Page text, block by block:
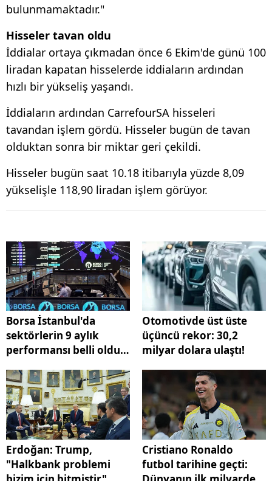
bulunmamaktadır."
Hisseler tavan oldu
İddialar ortaya çıkmadan önce 6 Ekim'de günü 100
liradan kapatan hisselerde iddiaların ardından
hızlı bir yükseliş yaşandı.
İddiaların ardından CarrefourSA hisseleri
tavandan işlem gördü. Hisseler bugün de tavan
olduktan sonra bir miktar geri çekildi.
Hisseler bugün saat 10.18 itibarıyla yüzde 8,09
yükselişle 118,90 liradan işlem görüyor.
Borsa İstanbul'da
sektörlerin 9 aylık
performansı belli oldu!
Otomotivde üst üste
üçüncü rekor: 30,2
milyar dolara ulaştı!
Erdoğan: Trump,
"Halkbank problemi
Cristiano Ronaldo
futbol tarihine geçti: